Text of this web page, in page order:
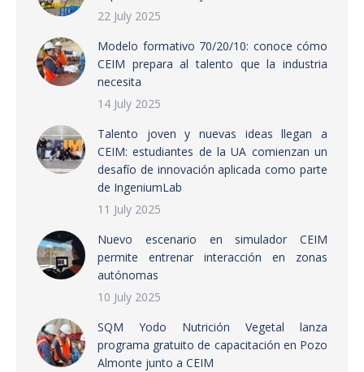
22 July 2025
Modelo formativo 70/20/10: conoce cómo
CEIM prepara al talento que la industria
necesita
14 July 2025
Talento joven y nuevas ideas llegan a
CEIM: estudiantes de la UA comienzan un
desafío de innovación aplicada como parte
de IngeniumLab
11 July 2025
Nuevo escenario en simulador CEIM
permite entrenar interacción en zonas
autónomas
10 July 2025
SQM Yodo Nutrición Vegetal lanza
programa gratuito de capacitación en Pozo
Almonte junto a CEIM